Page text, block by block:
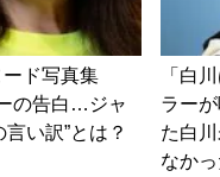
ード写真集
の告白…ジャ
い訳”とは？
「白
ラー
た白
なか